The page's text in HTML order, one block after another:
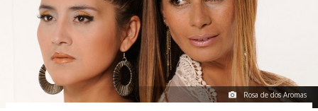
Rosa de dos Aromas